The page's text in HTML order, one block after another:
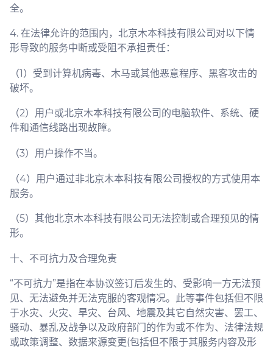
全。
4. 在法律允许的范围内，北京木本科技有限公司对以下情
形导致的服务中断或受阻不承担责任：
（1）受到计算机病毒、木马或其他恶意程序、黑客攻击的
破坏。
（2）用户或北京木本科技有限公司的电脑软件、系统、硬
件和通信线路出现故障。
（3）用户操作不当。
（4）用户通过非北京木本科技有限公司授权的方式使用本
服务。
（5）其他北京木本科技有限公司无法控制或合理预见的情
形。
十、不可抗力及合理免责
“不可抗力”是指在本协议签订后发生的、受影响一方无法预
见、无法避免并无法克服的客观情况。此等事件包括但不限
于水灾、火灾、旱灾、台风、地震及其它自然灾害、罢工、
骚动、暴乱及战争以及政府部门的作为或不作为、法律法规
或政策调整、数据来源变更(包括但不限于其服务内容及形